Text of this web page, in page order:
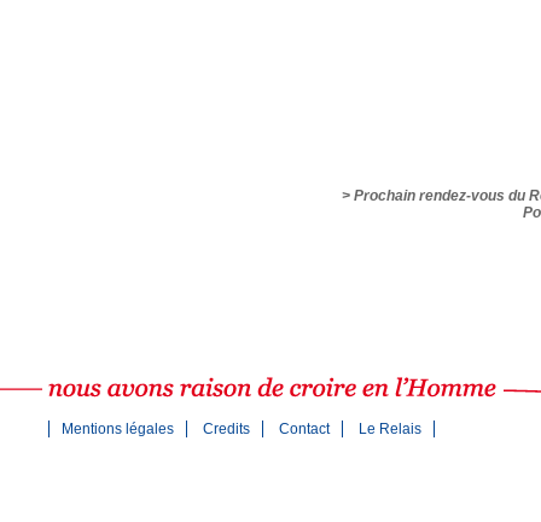
> Prochain rendez-vous du
Mentions légales Credits Contact Le Relais